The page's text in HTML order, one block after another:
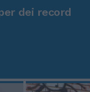
dei record